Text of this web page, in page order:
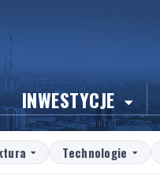
INWESTYCJE
Technologie